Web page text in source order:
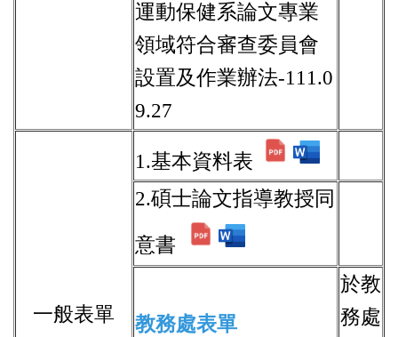
運動保健系論文專業
領域符合審查委員會
設置及作業辦法-111.0
9.27
一般表單
1.基本資料表
2.碩士論文指導教授同
意書
教務處表單
於教
務處